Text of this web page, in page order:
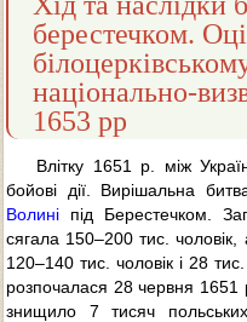
берестечком.
національно-
1653 рр
Влітку 1651 р. між
бойові дії. Вирішальна
Волині під Берестечком.
сягала 150–200 тис. чоловік,
120–140 тис. чоловік і 28
розпочалася 28 червня 1651
знищило 7 тисяч